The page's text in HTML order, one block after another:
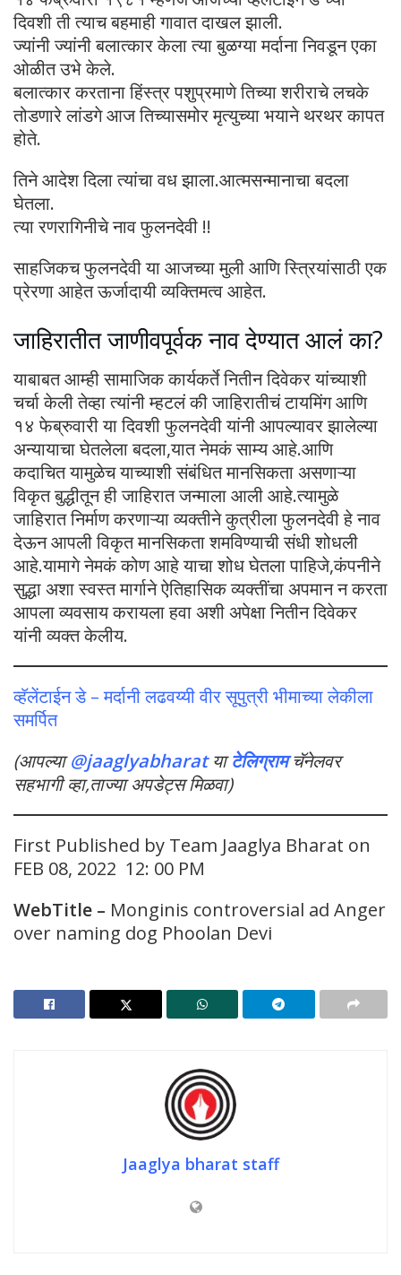
दिवशी ती त्याच बहमाही गावात दाखल झाली.
ज्यांनी ज्यांनी बलात्कार केला त्या बुळग्या मर्दाना निवडून एका
ओळीत उभे केले.
बलात्कार करताना हिंस्त्र पशुप्रमाणे तिच्या शरीराचे लचके
तोडणारे लांडगे आज तिच्यासमोर मृत्युच्या भयाने थरथर कापत
होते.
तिने आदेश दिला त्यांचा वध झाला.आत्मसन्मानाचा बदला
घेतला.
त्या रणरागिनीचे नाव फुलनदेवी !!
साहजिकच फुलनदेवी या आजच्या मुली आणि स्त्रियांसाठी एक
प्रेरणा आहेत ऊर्जादायी व्यक्तिमत्व आहेत.
जाहिरातीत जाणीवपूर्वक नाव देण्यात आलं का?
याबाबत आम्ही सामाजिक कार्यकर्ते नितीन दिवेकर यांच्याशी
चर्चा केली तेव्हा त्यांनी म्हटलं की जाहिरातीचं टायमिंग आणि
१४ फेब्रुवारी या दिवशी फुलनदेवी यांनी आपल्यावर झालेल्या
अन्यायाचा घेतलेला बदला,यात नेमकं साम्य आहे.आणि
कदाचित यामुळेच याच्याशी संबंधित मानसिकता असणाऱ्या
विकृत बुद्धीतून ही जाहिरात जन्माला आली आहे.त्यामुळे
जाहिरात निर्माण करणाऱ्या व्यक्तीने कुत्रीला फुलनदेवी हे नाव
देऊन आपली विकृत मानसिकता शमविण्याची संधी शोधली
आहे.यामागे नेमकं कोण आहे याचा शोध घेतला पाहिजे,कंपनीने
सुद्धा अशा स्वस्त मार्गाने ऐतिहासिक व्यक्तींचा अपमान न करता
आपला व्यवसाय करायला हवा अशी अपेक्षा नितीन दिवेकर
यांनी व्यक्त केलीय.
व्हॅलेंटाईन डे – मर्दानी लढवय्यी वीर सूपुत्री भीमाच्या लेकीला
समर्पित
(आपल्या@jaaglyabharat याटेलिग्राम चॅनेलवर
सहभागी व्हा,ताज्या अपडेट्स मिळवा)
First Published by Team Jaaglya Bharat on
FEB 08, 2022 12: 00 PM
WebTitle – Monginis controversial ad Anger
over naming dog Phoolan Devi
Jaaglya bharat staff